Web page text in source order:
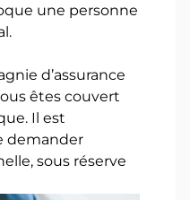
une personne
d’assurance
êtes couvert
Il est
demander
sous réserve